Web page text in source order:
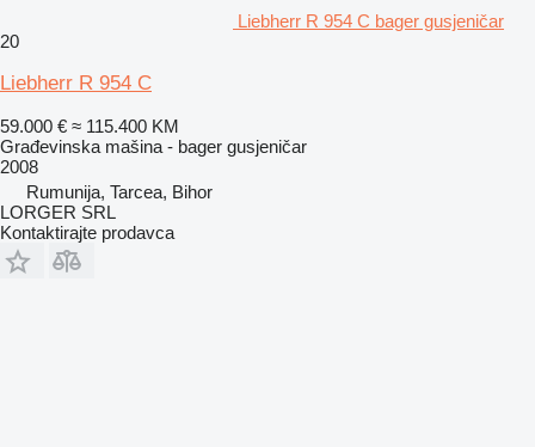
Liebherr R 954 C bager gusjeničar
20
Liebherr R 954 C
59.000 € ≈ 115.400 KM
Građevinska mašina - bager gusjeničar
2008
Rumunija, Tarcea, Bihor
LORGER SRL
Kontaktirajte prodavca